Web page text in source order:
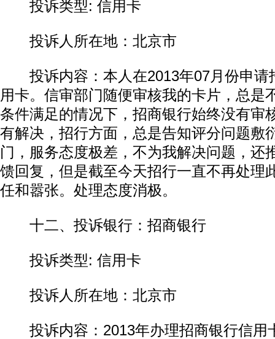
投诉类型: 信用卡
投诉人所在地：北京市
投诉内容：本人在2013年07月份申请
用卡。信审部门随便审核我的卡片，总是
条件满足的情况下，招商银行始终没有审
有解决，招行方面，总是告知评分问题敷
门，服务态度极差，不为我解决问题，还
馈回复，但是截至今天招行一直不再处理
任和嚣张。处理态度消极。
十二、投诉银行：招商银行
投诉类型: 信用卡
投诉人所在地：北京市
投诉内容：2013年办理招商银行信用